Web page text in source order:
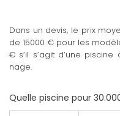
Dans un devis, le prix
de 15000 € pour les
€ s’il s’agit d’une
nage.
Quelle piscine pour